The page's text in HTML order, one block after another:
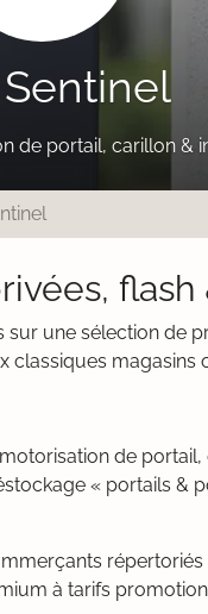
Sentinel
de portail, carillon &
flash
une sélection
de
« portails &
à tarifs